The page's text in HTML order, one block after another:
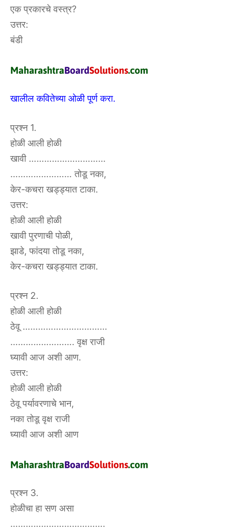
एक प्रकारचे वस्त्र?
उत्तर:
बंडी
खालील कवितेच्या ओळी पूर्ण करा.
प्रश्न 1.
होळी आली होळी
खावी …………………………
…………………… तोडू नका,
केर-कचरा खड्ड्यात टाका.
उत्तर:
होळी आली होळी
खावी पुरणाची पोळी,
झाडे, फांदया तोडू नका,
केर-कचरा खड्ड्यात टाका.
प्रश्न 2.
होळी आली होळी
ठेवू ……………………………
……………………. वृक्ष राजी
घ्यावी आज अशी आण.
उत्तर:
होळी आली होळी
ठेवू पर्यावरणाचे भान,
नका तोडू वृक्ष राजी
घ्यावी आज अशी आण
प्रश्न 3.
होळीचा हा सण असा
……………………………….